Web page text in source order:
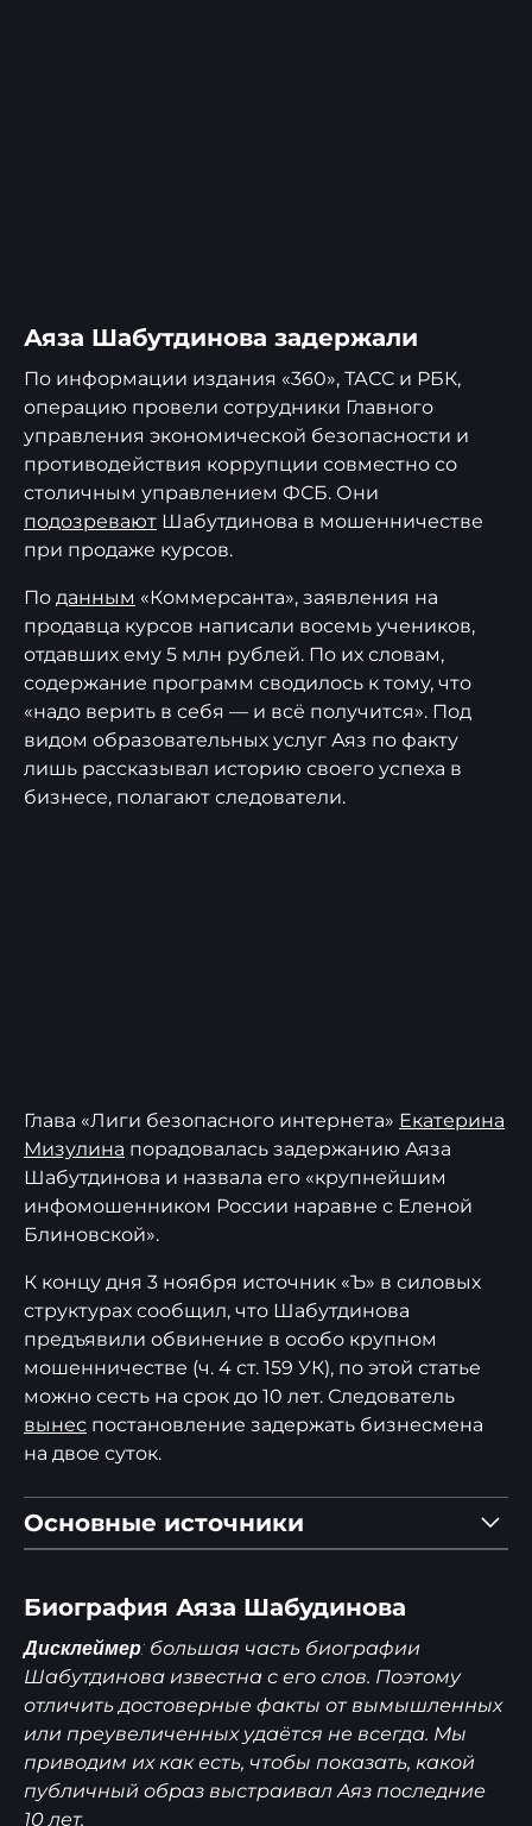
Аяза Шабутдинова задержали
По информации издания «360», ТАСС и РБК,
операцию провели сотрудники Главного
управления экономической безопасности и
противодействия коррупции совместно со
столичным управлением ФСБ. Они
подозревают Шабутдинова в мошенничестве
при продаже курсов.
По данным «Коммерсанта», заявления на
продавца курсов написали восемь учеников,
отдавших ему 5 млн рублей. По их словам,
содержание программ сводилось к тому, что
«надо верить в себя — и всё получится». Под
видом образовательных услуг Аяз по факту
лишь рассказывал историю своего успеха в
бизнесе, полагают следователи.
Глава «Лиги безопасного интернета» Екатерина
Мизулина порадовалась задержанию Аяза
Шабутдинова и назвала его «крупнейшим
инфомошенником России наравне с Еленой
Блиновской».
К концу дня 3 ноября источник «Ъ» в силовых
структурах сообщил, что Шабутдинова
предъявили обвинение в особо крупном
мошенничестве (ч. 4 ст. 159 УК), по этой статье
можно сесть на срок до 10 лет. Следователь
вынес постановление задержать бизнесмена
на двое суток.
Основные источники
Блог Шабутдинова в ВК
канал Шабутдинова на YouTube
1 2
74.ru
59.ru
msk1.ru
Биография Аяза Шабудинова
Дисклеймер: большая часть биографии
Шабутдинова известна с его слов. Поэтому
отличить достоверные факты от вымышленных
или преувеличенных удаётся не всегда. Мы
приводим их как есть, чтобы показать, какой
публичный образ выстраивал Аяз последние
10 лет.